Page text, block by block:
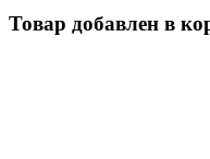
Товар добавлен в